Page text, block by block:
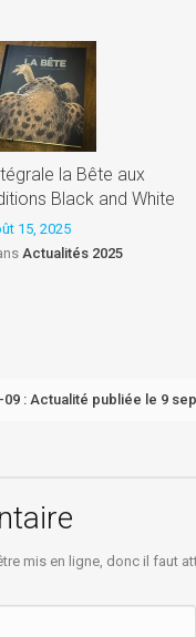
la Bête aux
Black and White
15, 2025
Actualités 2025
09 : Actualité publiée le 9
mis en ligne, donc il faut